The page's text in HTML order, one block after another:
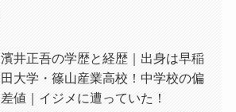
濱井正吾の学歴と経歴｜出身は早稲
田大学・篠山産業高校！中学校の偏
差値｜イジメに遭っていた！